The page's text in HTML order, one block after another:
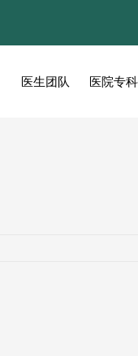
医生团队 医院专科